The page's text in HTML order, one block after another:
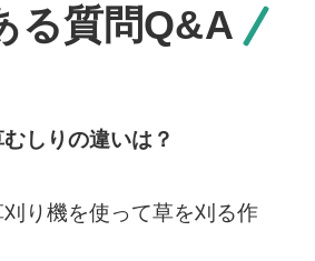
る質問Q&A
しりの違いは？
り機を使って草を刈る作